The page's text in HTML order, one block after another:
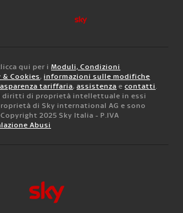
qui per i Moduli, Condizioni
& Cookies, informazioni sulle modifiche
tariffaria, assistenza e contatti.
diritti di proprietà intellettuale in essi
di Sky international AG e sono
2025 Sky Italia - P.IVA
Abusi